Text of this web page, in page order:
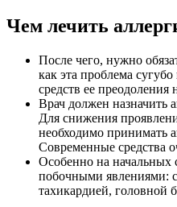
Чем лечить
После чего, нужно
как эта проблема
средств ее преодоления
Врач должен назначить
Для снижения
необходимо принимать
Современные средства
Особенно на начальных
побочными явлениями:
тахикардией, головной